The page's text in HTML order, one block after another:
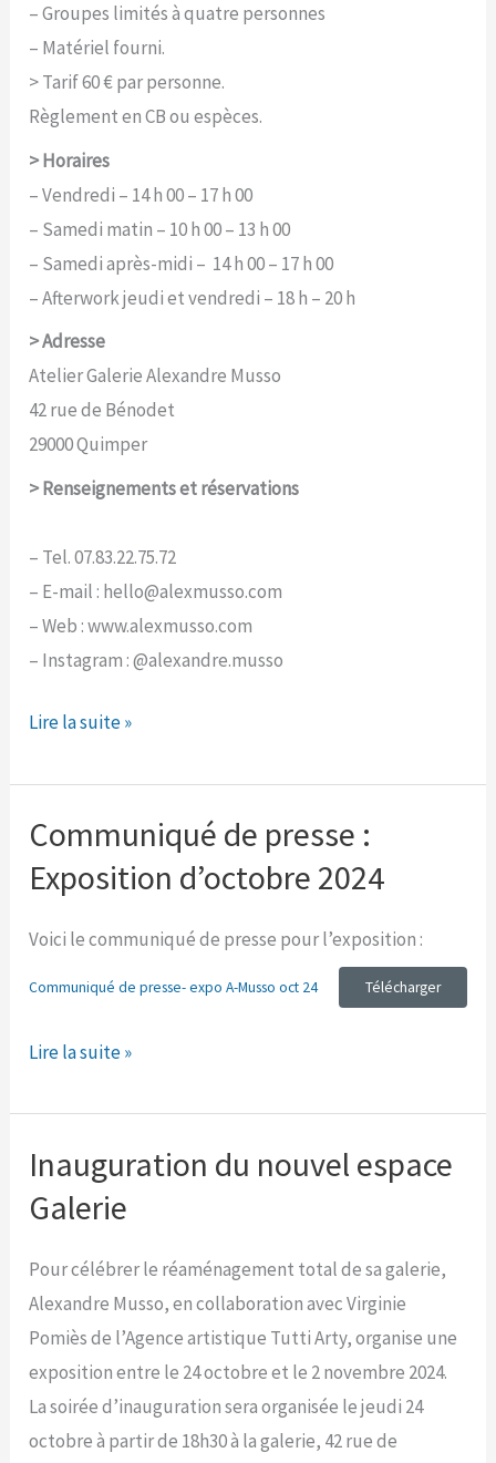
– Groupes limités à quatre personnes
– Matériel fourni.
> Tarif 60 € par personne.
Règlement en CB ou espèces.
> Horaires
– Vendredi – 14 h 00 – 17 h 00
– Samedi matin – 10 h 00 – 13 h 00
– Samedi après-midi – 14 h 00 – 17 h 00
– Afterwork jeudi et vendredi – 18 h – 20 h
> Adresse
Atelier Galerie Alexandre Musso
42 rue de Bénodet
29000 Quimper
> Renseignements et réservations
– Tel. 07.83.22.75.72
– E-mail : hello@alexmusso.com
– Web : www.alexmusso.com
– Instagram : @alexandre.musso
Stages
linogravure
à
!
Lire la suite »
Communiqué de presse :
Exposition d’octobre 2024
Voici le communiqué de presse pour l’exposition :
Communiqué de presse- expo A-Musso oct 24 Télécharger
Communiqué
presse
Exposition
d’octobre
2024
Lire la suite »
Inauguration du nouvel espace
Galerie
Pour célébrer le réaménagement total de sa galerie,
Alexandre Musso, en collaboration avec Virginie
Pomiès de l’Agence artistique Tutti Arty, organise une
exposition entre le 24 octobre et le 2 novembre 2024.
La soirée d’inauguration sera organisée le jeudi 24
octobre à partir de 18h30 à la galerie, 42 rue de